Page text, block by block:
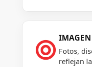
 Fotos,
reflejan